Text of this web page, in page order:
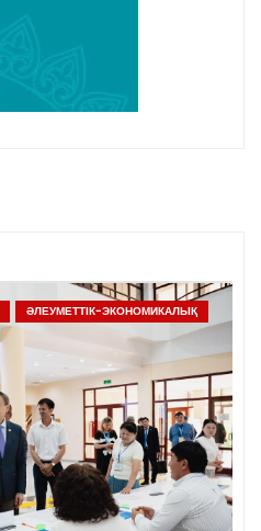
ӘЛЕУМЕТТІК-ЭКОНОМИКАЛЫҚ